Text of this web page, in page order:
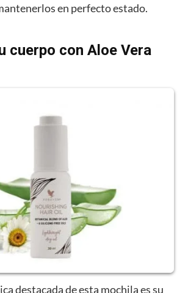
en perfecto estado.
cuerpo con Aloe Vera
destacada de esta mochila es su